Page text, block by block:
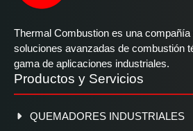
Thermal Combustion es una
soluciones avanzadas de combustión
gama de aplicaciones industriales.
Productos y Servicios
QUEMADORES INDUSTRIALES